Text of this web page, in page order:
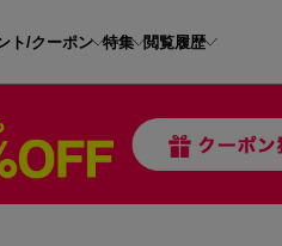
ト/クーポン 特集 閲覧履歴